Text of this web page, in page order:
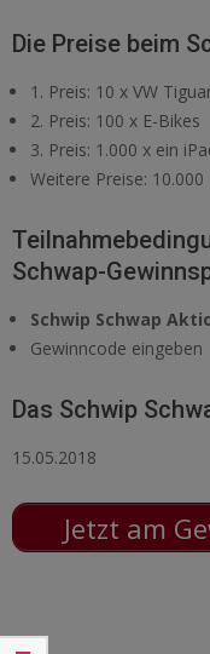
Die Preise beim
1. Preis: 10 x VW
2. Preis: 100 x E-Bikes
3. Preis: 1.000 x ein
Weitere Preise:
Schwap-
Schwip Schwap
Gewinncode eingeben
Das Schwip
15.05.2018
Jetzt am